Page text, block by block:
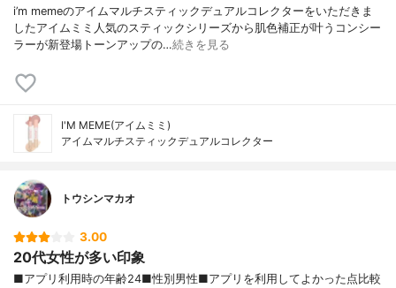
i’m memeのアイムマルチスティックデュアルコレクターをいただきま
したアイムミミ人気のスティックシリーズから肌色補正が叶うコンシー
ラーが新登場トーンアップの…続きを見る
I'M MEME(アイムミミ)
アイムマルチスティックデュアルコレクター
トウシンマカオ
3.00
20代女性が多い印象
■アプリ利用時の年齢24■性別男性■アプリを利用してよかった点比較